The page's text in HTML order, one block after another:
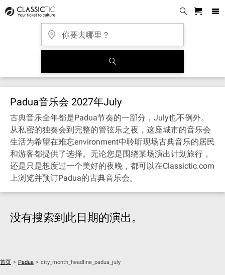
Padua音乐会 2027年July
古典音乐全年都是Padua节奏的一部分，July也不例外。
从私密的独奏会到完整的管弦乐之夜，这座城市的音乐会
生活为希望在难忘environment中聆听现场古典音乐的居民
和游客都提供了选择。无论您是围绕某场演出计划旅行，
还是只是想度过一个美好的夜晚，都可以在Classictic.com
上浏览并预订Padua的古典音乐会。
没有搜索到此日期的演出。
首页 > Padua > city_month_headline_padua_july